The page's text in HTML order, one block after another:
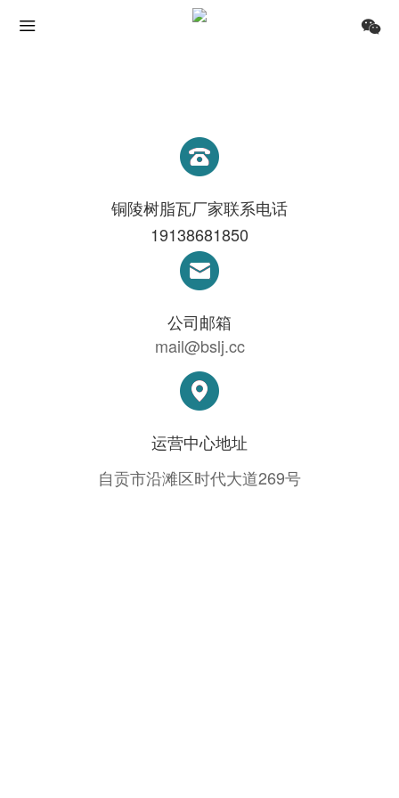
铜陵树脂瓦厂家联系电话
19138681850
公司邮箱
mail@bslj.cc
运营中心地址
自贡市沿滩区时代大道269号